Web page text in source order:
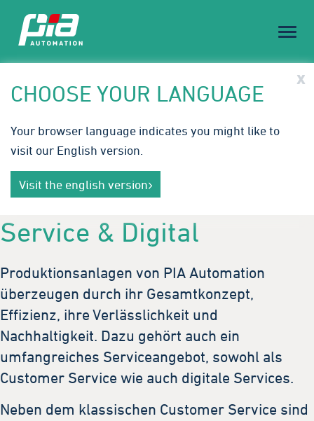
Toggle
23.-24. September 2026
Innovative Automatisierungslösungen für die
Medizintechnik. Wir freuen uns auf Ihren Besuch in
Galway.
Mehr erfahren
Service & Digital
Produktionsanlagen von PIA Automation
überzeugen durch ihr Gesamtkonzept,
Effizienz, ihre Verlässlichkeit und
Nachhaltigkeit. Dazu gehört auch ein
umfangreiches Serviceangebot, sowohl als
Customer Service wie auch digitale Services.
Neben dem klassischen Customer Service sind
CHOOSE YOUR LANGUAGE
Your browser language indicates you might like to
visit our English version.
Visit the english version
x